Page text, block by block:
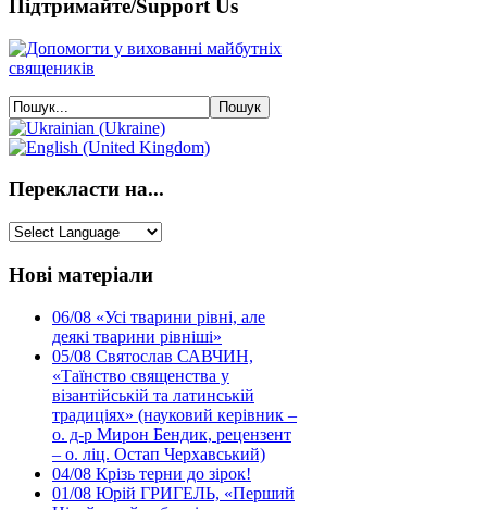
Підтримайте/Support Us
Перекласти на...
Нові матеріали
06/08 «Усі тварини рівні, але
деякі тварини рівніші»
05/08 Святослав САВЧИН,
«Таїнство священства у
візантійській та латинській
традиціях» (науковий керівник –
о. д-р Мирон Бендик, рецензент
– о. ліц. Остап Черхавський)
04/08 Крізь терни до зірок!
01/08 Юрій ГРИГЕЛЬ, «Перший